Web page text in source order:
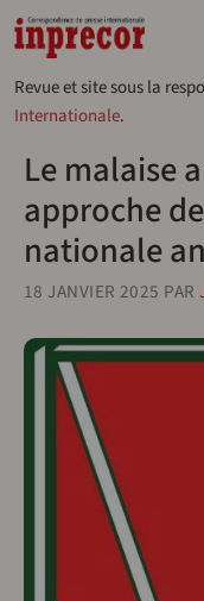
Aller au contenu principal
Revue et site sous la
Internationale.
Le malaise
approche
nationale
18 JANVIER 2025 PAR